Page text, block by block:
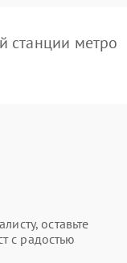
станции метро
оставьте
с радостью